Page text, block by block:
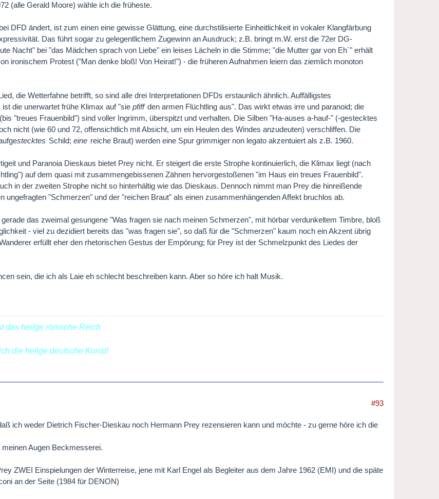
(alle Gerald Moore) wähle ich die früheste.
DFD ändert, ist zum einen eine gewisse Glättung, eine durchstilisierte Einheitlichkeit in vokaler Klangfärbung
Das führt sogar zu gelegentlichem Zugewinn an Ausdruck; z.B. bringt m.W. erst die 72er DG-
Nacht" bei "das Mädchen sprach von Liebe" ein leises Lächeln in die Stimme; "die Mutter gar von Eh´" erhält
ironischem Protest ("Man denke bloß! Von Heirat!") - die früheren Aufnahmen leiern das ziemlich monoton
die Wetterfahne betrifft, so sind alle drei Interpretationen DFDs erstaunlich ähnlich. Auffälligstes
die unerwartet frühe Klimax auf "siepfiff den armen Flüchtling aus". Das wirkt etwas irre und paranoid; die
"treues Frauenbild") sind voller Ingrimm, überspitzt und verhalten. Die Silben "Ha-auses a-hauf-" (-gestecktes
nicht (wie 60 und 72, offensichtlich mit Absicht, um ein Heulen des Windes anzudeuten) verschliffen. Die
stecktes Schild;eine reiche Braut) werden eine Spur grimmiger non legato akzentuiert als z.B. 1960.
und Paranoia Dieskaus bietet Prey nicht. Er steigert die erste Strophe kontinuierlich, die Klimax liegt (nach
auf dem quasi mit zusammengebissenen Zähnen hervorgestoßenen "im Haus ein treues Frauenbild".
in der zweiten Strophe nicht so hinterhältig wie das Dieskaus. Dennoch nimmt man Prey die hinreißende
ungefragten "Schmerzen" und der "reichen Braut" als einen zusammenhängenden Affekt bruchlos ab.
das zweimal gesungene "Was fragen sie nach meinen Schmerzen", mit hörbar verdunkeltem Timbre, bloß
- viel zu dezidiert bereits das "was fragen sie", so daß für die "Schmerzen" kaum noch ein Akzent übrig
erfüllt eher den rhetorischen Gestus der Empörung; für Prey ist der Schmelzpunkt des Liedes der
sein, die ich als Laie eh schlecht beschreiben kann. Aber so höre ich halt Musik.
das heilge römsche Reich
die heilge deutsche Kunst!
#93
ich weder Dietrich Fischer-Dieskau noch Hermann Prey rezensieren kann und möchte - zu gerne höre ich die
Augen Beckmesserei.
ZWEI Einspielungen der Winterreise, jene mit Karl Engel als Begleiter aus dem Jahre 1962 (EMI) und die späte
an der Seite (1984 für DENON)